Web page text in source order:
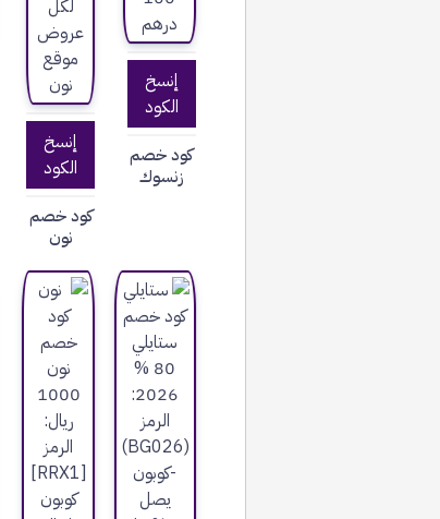
إنسخ
الكود
كود خصم
زنسوك
إنسخ
الكود
كود خصم
نون